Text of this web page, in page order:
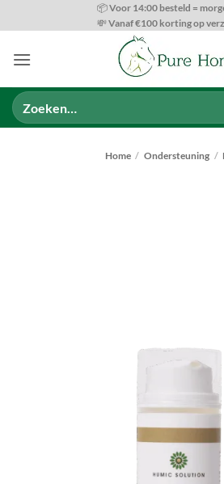
naar
📦 Voor 14:00 besteld =
💸 Vanaf €100 korting op
Zoeken
naar:
Home / Ondersteuning /